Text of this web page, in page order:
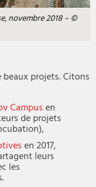
novembre 2018 – ©
projets. Citons
Campusen
de projets
en 2017,
leurs
les